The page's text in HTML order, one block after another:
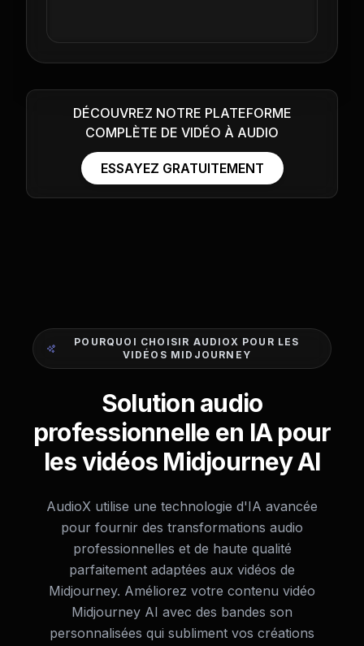
DÉCOUVREZ NOTRE PLATEFORME
COMPLÈTE DE VIDÉO À AUDIO
ESSAYEZ GRATUITEMENT
POURQUOI CHOISIR AUDIOX POUR LES
VIDÉOS MIDJOURNEY
Solution audio
professionnelle en IA pour
les vidéos Midjourney AI
AudioX utilise une technologie d'IA avancée
pour fournir des transformations audio
professionnelles et de haute qualité
parfaitement adaptées aux vidéos de
Midjourney. Améliorez votre contenu vidéo
Midjourney AI avec des bandes son
personnalisées qui subliment vos créations